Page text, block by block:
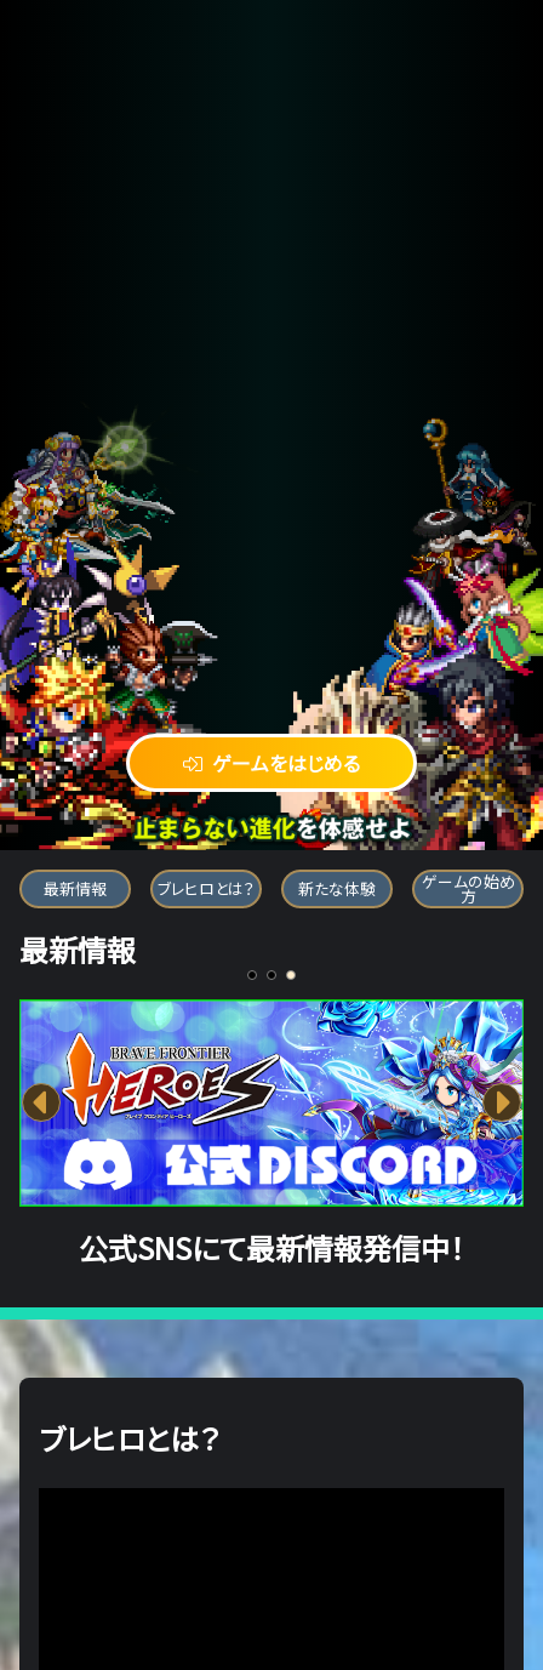
ゲームをはじめる
ブレイブ フロンティア ヒーローズ
最新情報 ブレヒロとは？ 新たな体験 ゲームの始め
方
最新情報
公式SNSにて最新情報発信中！
ブレヒロとは？